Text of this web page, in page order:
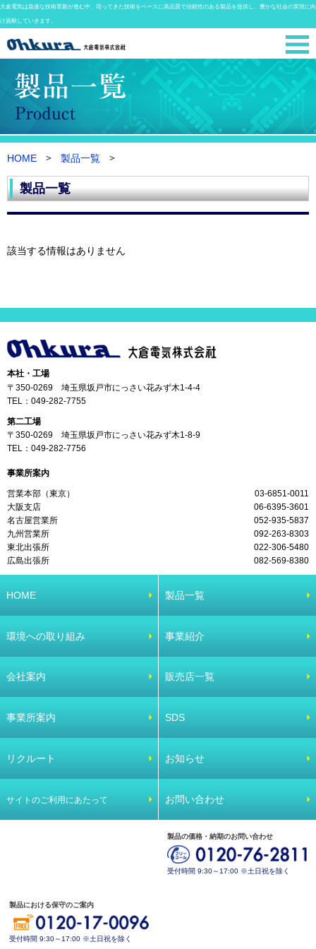
大倉電気は急速な技術革新が進む中、培ってきた技術をベースに高品質で信頼性のある製品を提供し、豊かな社会の実現に向
け貢献していきます。
HOME 製品一覧
製品一覧
該当する情報はありません
本社・工場
〒350-0269 埼玉県坂戸市にっさい花みず木1-4-4
TEL： 049-282-7755
第二工場
〒350-0269 埼玉県坂戸市にっさい花みず木1-8-9
TEL： 049-282-7756
事業所案内
営業本部（東京）
03-6851-0011
大阪支店
06-6395-3601
名古屋営業所
052-935-5837
九州営業所
092-263-8303
東北出張所
022-306-5480
広島出張所
082-569-8380
HOME 製品一覧
環境への取り組み 事業紹介
会社案内 販売店一覧
事業所案内 SDS
リクルート お知らせ
サイトのご利用にあたって お問い合わせ
製品の価格・納期のお問い合わせ
受付時間 9:30～17:00 ※土日祝を除く
製品における保守のご案内
受付時間 9:30～17:00 ※土日祝を除く